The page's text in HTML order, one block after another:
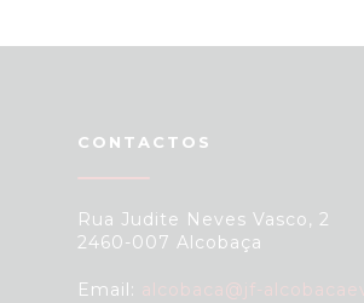
CONTACTOS
Rua Judite Neves Vasco, 2
2460-007 Alcobaça
Email: alcobaca@jf-